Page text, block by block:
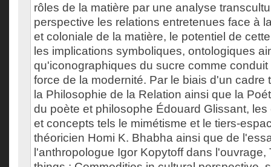
rôles de la matière par une analyse
perspective les relations entretenues face à
et coloniale de la matière, le potentiel de
les implications symboliques, ontologiques
qu'iconographiques du sucre comme conduit
force de la modernité. Par le biais d'un cadre
la Philosophie de la Relation ainsi que la
du poète et philosophe Édouard Glissant,
et concepts tels le mimétisme et le tiers-
théoricien Homi K. Bhabha ainsi que de
l'anthropologue Igor Kopytoff dans l'ouvrage,